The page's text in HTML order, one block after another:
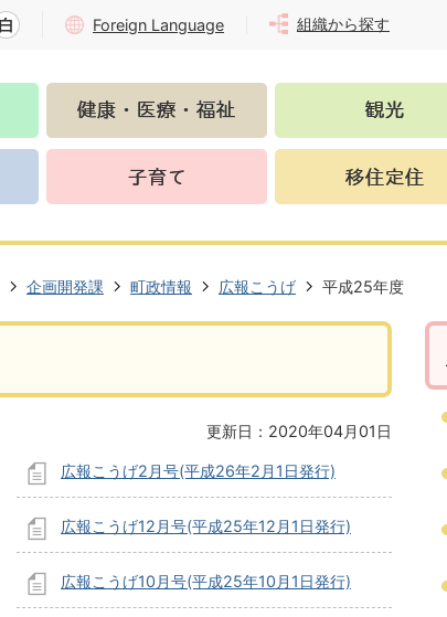
Foreign Language 組織から探す
企画開発課 町政情報 広報こうげ 平成25年度
更新日：2020年04月01日
広報こうげ2月号(平成26年2月1日発行)
広報こうげ12月号(平成25年12月1日発行)
広報こうげ10月号(平成25年10月1日発行)